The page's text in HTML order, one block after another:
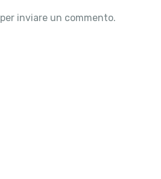
per inviare un commento.